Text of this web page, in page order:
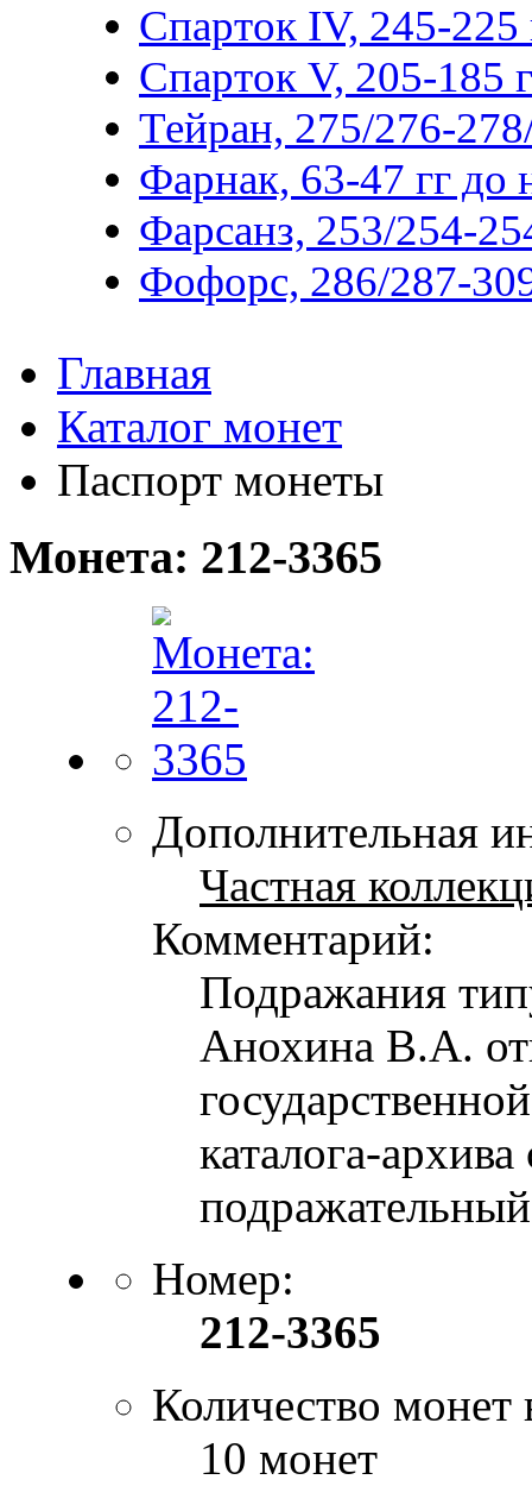
Спарток IV, 245-225
Спарток V, 205-185
Тейран, 275/276-
Фарнак, 63-47 гг до
Фарсанз, 253/254-
Фофорс, 286/287-
Главная
Каталог монет
Паспорт монеты
Монета: 212-3365
Дополнительная
Частная
Комментарий:
Подражания
Анохина В.А.
каталога-
Номер:
212-3365
Количество монет
10 монет